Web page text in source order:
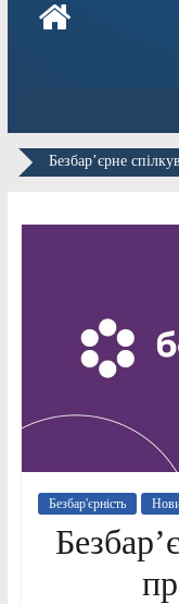
Безбар’єрне
Безбар'єрність